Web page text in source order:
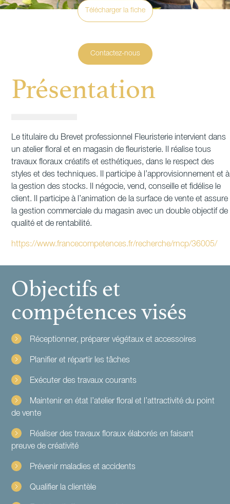
Présentation
Télécharger la fiche
Contactez-nous
Le titulaire du Brevet professionnel Fleuristerie intervient dans
un atelier floral et en magasin de fleuristerie. Il réalise tous
travaux floraux créatifs et esthétiques, dans le respect des
styles et des techniques. Il participe à l’approvisionnement et à
la gestion des stocks. Il négocie, vend, conseille et fidélise le
client. Il participe à l’animation de la surface de vente et assure
la gestion commerciale du magasin avec un double objectif de
qualité et de rentabilité.
https://www.francecompetences.fr/recherche/rncp/36005/
Objectifs et
compétences visés
Réceptionner, préparer végétaux et accessoires
Planifier et répartir les tâches
Exécuter des travaux courants
Maintenir en état l’atelier floral et l’attractivité du point
de vente
Réaliser des travaux floraux élaborés en faisant
preuve de créativité
Prévenir maladies et accidents
Qualifier la clientèle